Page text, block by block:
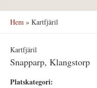
Hem » Kartfjäril
Kartfjäril
Snapparp, Klangstorp
Platskategori: